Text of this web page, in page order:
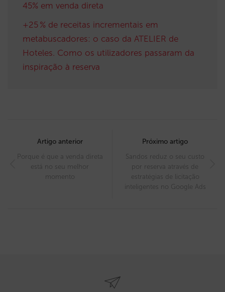
45% em venda direta
+25 % de receitas incrementais em
metabuscadores: o caso da ATELIER de
Hoteles. Como os utilizadores passaram da
inspiração à reserva
navigation
Artigo anterior
Porque é que a venda direta
está no seu melhor
momento
Próximo artigo
Sandos reduz o seu custo
por reserva através de
estratégias de licitação
inteligentes no Google Ads